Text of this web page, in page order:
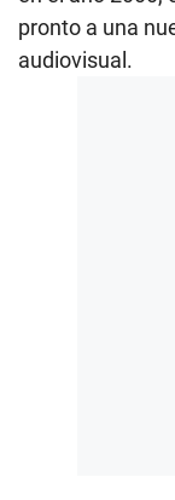
pronto a una
audiovisual.